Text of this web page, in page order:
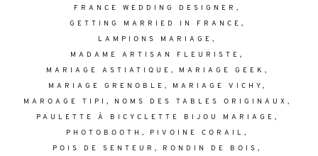
FRANCE WEDDING DESIGNER
GETTING MARRIED IN FRANCE
LAMPIONS MARIAGE
MADAME ARTISAN FLEURISTE
MARIAGE ASTIATIQUE
MARIAGE GEEK
MARIAGE GRENOBLE
MARIAGE VICHY
MAROAGE TIPI
NOMS DES TABLES ORIGINAUX
PAULETTE À BICYCLETTE BIJOU MARIAGE
PHOTOBOOTH
PIVOINE CORAIL
POIS DE SENTEUR
RONDIN DE BOIS